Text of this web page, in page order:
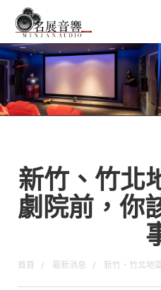
新竹、竹北
劇院前，你
首頁 最新消息 新竹、竹北地